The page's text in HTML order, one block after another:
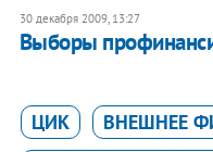
30 декабря 2009, 13:27
Выборы
ЦИК
ВНЕШНЕЕ